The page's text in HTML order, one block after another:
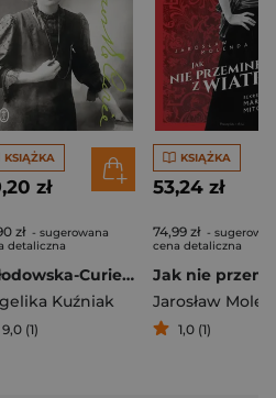
Mateusz
KSIĄŻKA
zł
zł - sugerowana
detaliczna
Skłodowska-Curie. Rebeliantka
Kuźniak
9,0 (1)
KSIĄŻKA
53,24 zł
74,99 zł -
cena detaliczna
Jarosław
1,0 (1)